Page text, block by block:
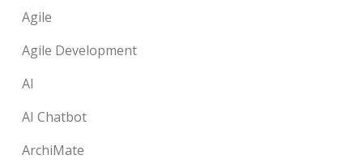
Agile
Agile Development
AI
AI Chatbot
ArchiMate